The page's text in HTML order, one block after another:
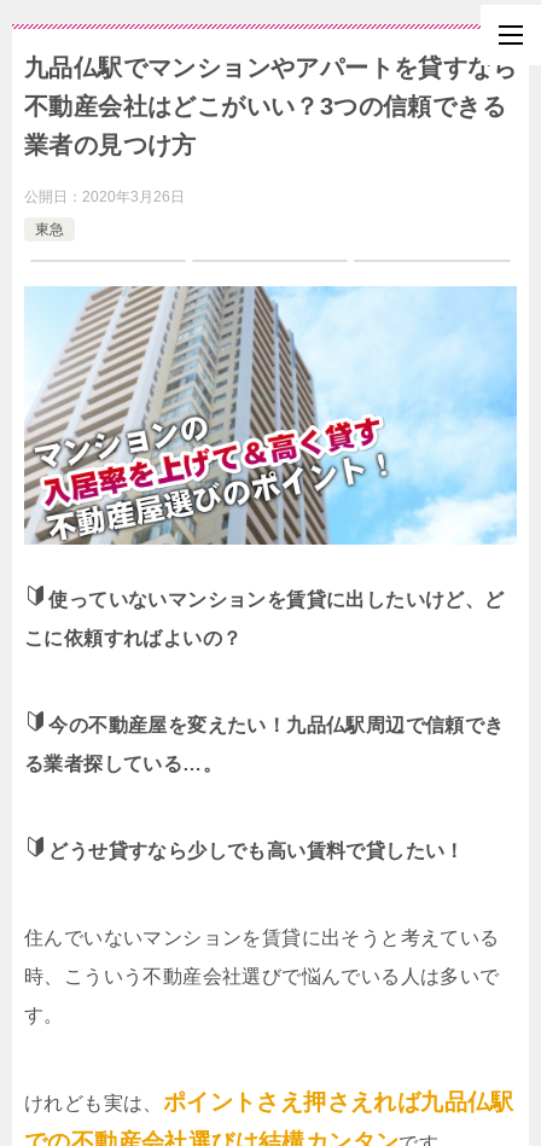
九品仏駅でマンションやアパートを貸すなら
不動産会社はどこがいい？3つの信頼できる
業者の見つけ方
公開日： 2020年3月26日
東急
使っていないマンションを賃貸に出したいけど、ど
こに依頼すればよいの？
今の不動産屋を変えたい！九品仏駅周辺で信頼でき
る業者探している…。
どうせ貸すなら少しでも高い賃料で貸したい！
住んでいないマンションを賃貸に出そうと考えている
時、こういう不動産会社選びで悩んでいる人は多いで
す。
けれども実は、 ポイントさえ押さえれば九品仏駅